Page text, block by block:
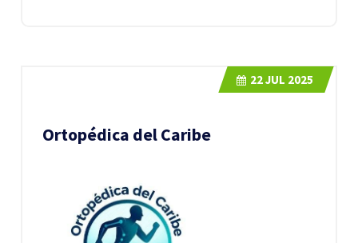
Ortopédica del Caribe
22JUL 2025